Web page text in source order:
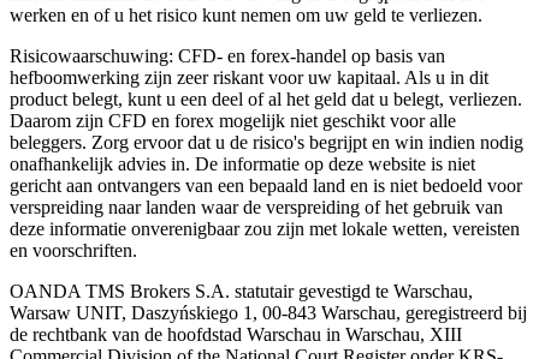
werken en of u het risico kunt nemen om uw geld te verliezen.
Risicowaarschuwing: CFD- en forex-handel op basis van
hefboomwerking zijn zeer riskant voor uw kapitaal. Als u in dit
product belegt, kunt u een deel of al het geld dat u belegt, verliezen.
Daarom zijn CFD en forex mogelijk niet geschikt voor alle
beleggers. Zorg ervoor dat u de risico's begrijpt en win indien nodig
onafhankelijk advies in. De informatie op deze website is niet
gericht aan ontvangers van een bepaald land en is niet bedoeld voor
verspreiding naar landen waar de verspreiding of het gebruik van
deze informatie onverenigbaar zou zijn met lokale wetten, vereisten
en voorschriften.
OANDA TMS Brokers S.A. statutair gevestigd te Warschau,
Warsaw UNIT, Daszyńskiego 1, 00-843 Warschau, geregistreerd bij
de rechtbank van de hoofdstad Warschau in Warschau, XIII